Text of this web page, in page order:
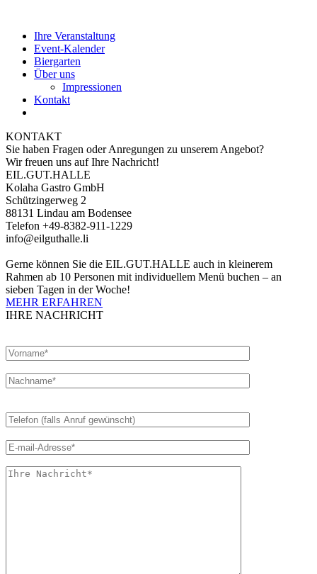
Ihre Veranstaltung
Event-Kalender
Biergarten
Über uns
Impressionen
Kontakt
KONTAKT
Sie haben Fragen oder Anregungen zu unserem Angebot?
Wir freuen uns auf Ihre Nachricht!
EIL.GUT.HALLE
Kolaha Gastro GmbH
Schützingerweg 2
88131 Lindau am Bodensee
Telefon +49-8382-911-1229
info@eilguthalle.li
Gerne können Sie die EIL.GUT.HALLE auch in kleinerem
Rahmen ab 10 Personen mit individuellem Menü buchen – an
sieben Tagen in der Woche!
MEHR ERFAHREN
IHRE NACHRICHT